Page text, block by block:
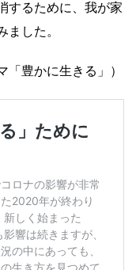
するために、我が家
ました。
豊かに生きる」）